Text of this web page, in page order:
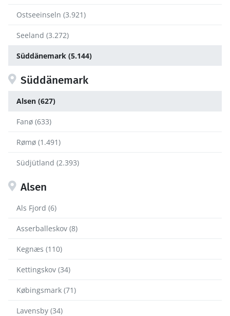
Ostseeinseln (3.921)
Seeland (3.272)
Süddänemark (5.144)
Süddänemark
Alsen (627)
Fanø (633)
Rømø (1.491)
Südjütland (2.393)
Alsen
Als Fjord (6)
Asserballeskov (8)
Kegnæs (110)
Kettingskov (34)
Købingsmark (71)
Lavensby (34)